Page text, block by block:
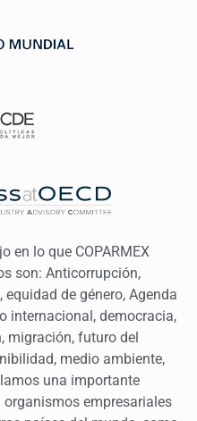
en lo que COPARMEX
son: Anticorrupción,
de género, Agenda
internacional, democracia,
migración, futuro del
medio ambiente,
una importante
empresariales